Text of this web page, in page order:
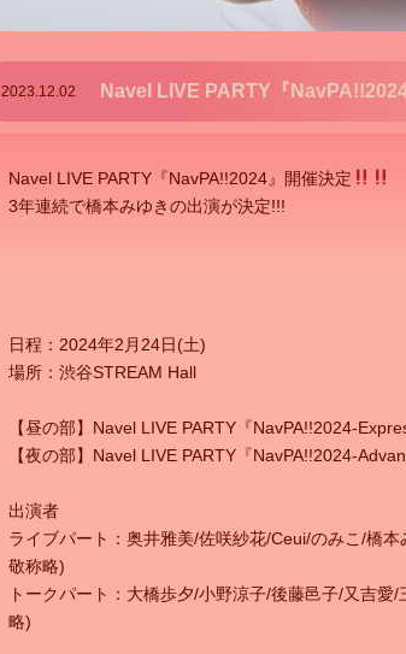
2023.12.02 Navel LIVE PARTY『
Navel LIVE PARTY『NavPA!!2024』開催決定
3年連続で橋本みゆきの出演が決定!!!
日程：2024年2月24日(土)
場所：渋谷STREAM Hall
【昼の部】Navel LIVE PARTY『NavPA!!2024-
【夜の部】Navel LIVE PARTY『NavPA!!2024-
出演者
ライブパート：奥井雅美/佐咲紗花/Ceui/のみこ/橋本
敬称略)
トークパート：大橋歩夕/小野涼子/後藤邑子/又吉
略)